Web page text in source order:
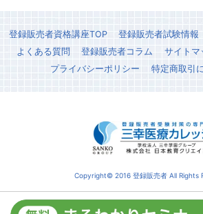
登録販売者資格講座TOP 登録販売者試験情報
よくある質問
登録販売者コラム サイトマ
プライバシーポリシー
特定商取引
Copyright© 2016 登録販売者 All Rights